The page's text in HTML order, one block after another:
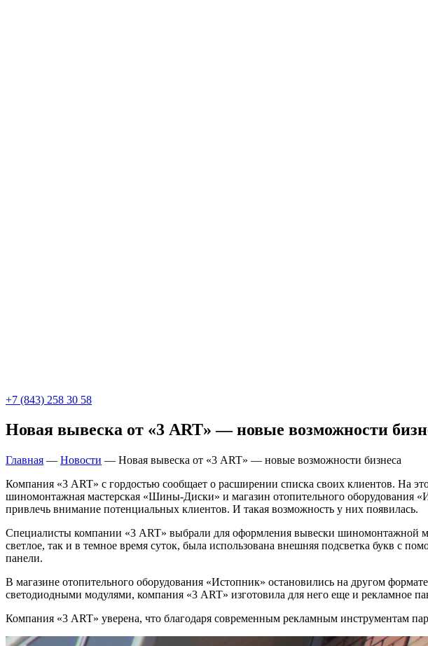
+7 (843) 258 30 58
Новая вывеска от «3 ART» — новые возможности
Главная — Новости — Новая вывеска от «3 ART» — новые возможности бизнеса
Компания «3 ART» с гордостью сообщает о расширении списка своих клиентов. На
шиномонтажная мастерская «Шины-Диски» и магазин отопительного оборудования
привлечь внимание потенциальных клиентов. И такая возможность у них появилась.
Специалисты компании «3 ART» выбрали для оформления вывески шиномонтажной
светлое, так и в темное время суток, была использована внешняя подсветка букв с
панели.
В магазине отопительного оборудования «Истопник» остановились на другом
светодиодными модулями, компания «3 ART» изготовила для него еще и рекламное
Компания «3 ART» уверена, что благодаря современным рекламным инструментам